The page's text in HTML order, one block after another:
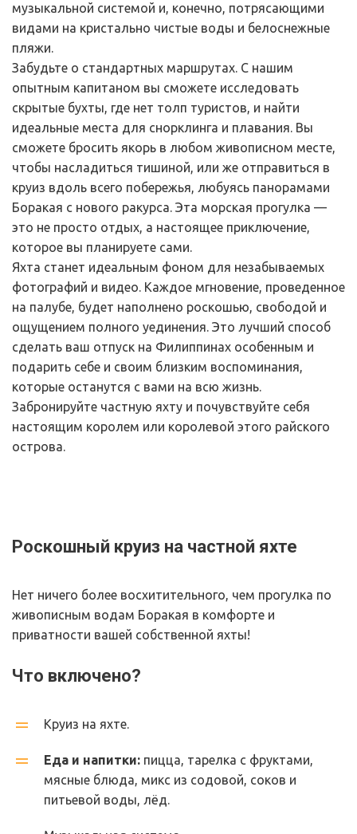
музыкальной системой и, конечно, потрясающими
видами на кристально чистые воды и белоснежные
пляжи.
Забудьте о стандартных маршрутах. С нашим
опытным капитаном вы сможете исследовать
скрытые бухты, где нет толп туристов, и найти
идеальные места для снорклинга и плавания. Вы
сможете бросить якорь в любом живописном месте,
чтобы насладиться тишиной, или же отправиться в
круиз вдоль всего побережья, любуясь панорамами
Боракая с нового ракурса. Эта морская прогулка —
это не просто отдых, а настоящее приключение,
которое вы планируете сами.
Яхта станет идеальным фоном для незабываемых
фотографий и видео. Каждое мгновение, проведенное
на палубе, будет наполнено роскошью, свободой и
ощущением полного уединения. Это лучший способ
сделать ваш отпуск на Филиппинах особенным и
подарить себе и своим близким воспоминания,
которые останутся с вами на всю жизнь.
Забронируйте частную яхту и почувствуйте себя
настоящим королем или королевой этого райского
острова.
Роскошный круиз на частной яхте
Нет ничего более восхитительного, чем прогулка по
живописным водам Боракая в комфорте и
приватности вашей собственной яхты!
Что включено?
Круиз на яхте.
Еда и напитки: пицца, тарелка с фруктами,
мясные блюда, микс из содовой, соков и
питьевой воды, лёд.